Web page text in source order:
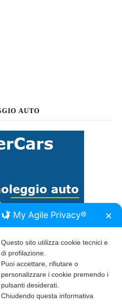
AUTO
My Agile Privacy® ✕
Questo sito utilizza cookie tecnici e
di profilazione.
Puoi accettare, rifiutare o
personalizzare i cookie premendo i
pulsanti desiderati.
Chiudendo questa informativa